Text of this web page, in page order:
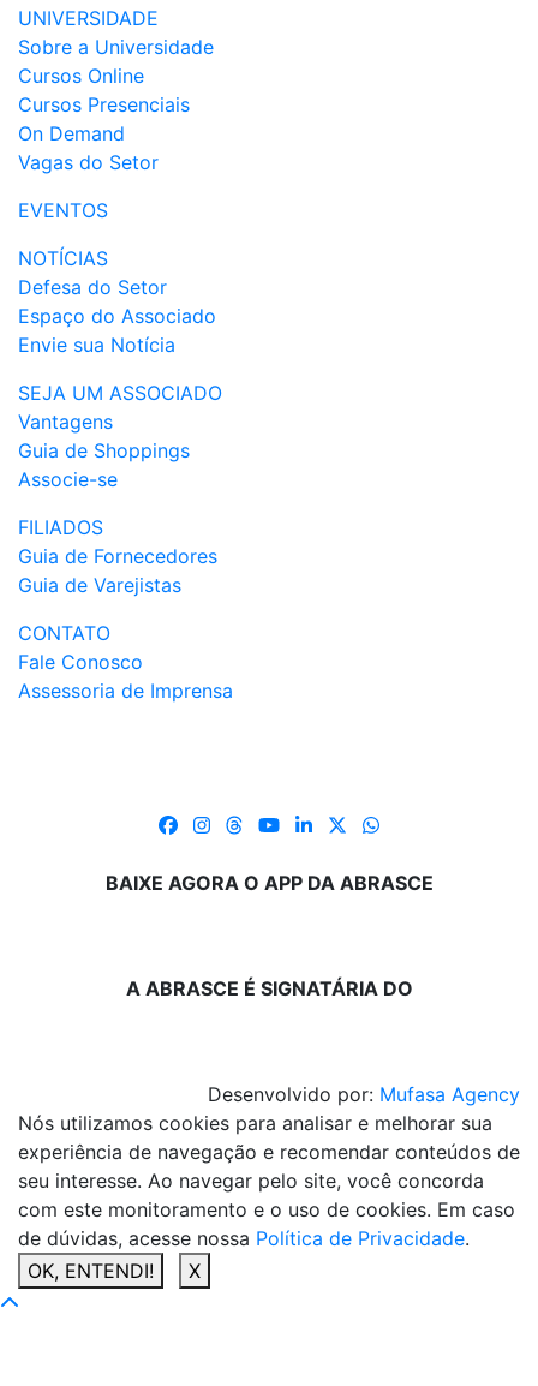
UNIVERSIDADE
Sobre a Universidade
Cursos Online
Cursos Presenciais
On Demand
Vagas do Setor
EVENTOS
NOTÍCIAS
Defesa do Setor
Espaço do Associado
Envie sua Notícia
SEJA UM ASSOCIADO
Vantagens
Guia de Shoppings
Associe-se
FILIADOS
Guia de Fornecedores
Guia de Varejistas
CONTATO
Fale Conosco
Assessoria de Imprensa
BAIXE AGORA O APP DA ABRASCE
A ABRASCE É SIGNATÁRIA DO
Desenvolvido por: Mufasa Agency
Nós utilizamos cookies para analisar e melhorar sua
experiência de navegação e recomendar conteúdos de
seu interesse. Ao navegar pelo site, você concorda
com este monitoramento e o uso de cookies. Em caso
de dúvidas, acesse nossa Política de Privacidade.
OK, ENTENDI!
X